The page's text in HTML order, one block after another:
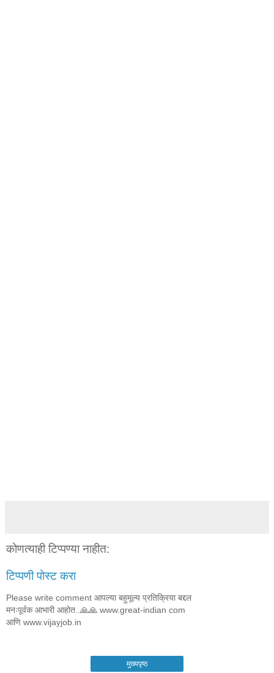
कोणत्याही टिप्पण्‍या नाहीत:
टिप्पणी पोस्ट करा
Please write comment आपल्या बहुमूल्य प्रतिक्रिया बद्दल
मनःपूर्वक आभारी आहोत..🙏🙏 www.great-indian com
आणि www.vijayjob.in
मुख्यपृष्ठ